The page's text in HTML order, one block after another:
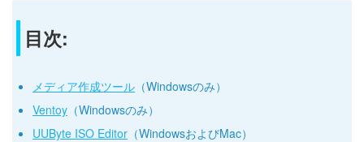
目次:
メディア作成ツール （Windowsのみ）
Ventoy （Windowsのみ）
UUByte ISO Editor （WindowsおよびMac）